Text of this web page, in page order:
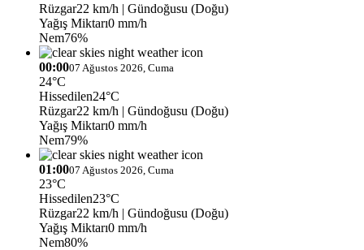
Rüzgar22 km/h | Gündoğusu (Doğu)
Yağış Miktarı0 mm/h
Nem76%
00:0007 Ağustos 2026, Cuma
24°C
Hissedilen24°C
Rüzgar22 km/h | Gündoğusu (Doğu)
Yağış Miktarı0 mm/h
Nem79%
01:0007 Ağustos 2026, Cuma
23°C
Hissedilen23°C
Rüzgar22 km/h | Gündoğusu (Doğu)
Yağış Miktarı0 mm/h
Nem80%